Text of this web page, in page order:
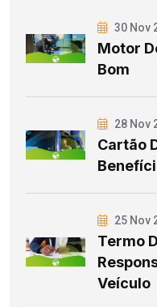
30 Nov
Motor
Bom
28 Nov
Cartão
25 Nov
Termo
Veículo